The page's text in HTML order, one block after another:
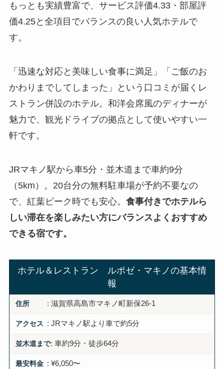
もっとも実績豊富で、サービス評価4.33・部屋評
価4.25と全項目でバランスの良い人気ホテルで
す。
「迅速な対応と美味しい食事に満足」「ご飯のお
かわりまでしてしまった」という口コミが届くレ
ストラン併設のホテル。和洋会席風のディナーが
魅力で、観光ドライブの拠点として使いやすい一
軒です。
JRマキノ駅から車5分・並木道まで車約9分
（5km）。20台分の無料駐車場が予約不要なの
で、紅葉ピーク時でも安心。 食事付きでホテルら
しい滞在を楽しみたい方にバランスよくおすすめ
できる宿です。
ホテル＆レストラン ルポゼ・マキノの基本情
報
住所 : 滋賀県高島市マキノ町新保26-1
アクセス : JRマキノ駅より車で約5分
並木道まで: 車約9分・徒歩64分
最安料金 : ¥6,050〜